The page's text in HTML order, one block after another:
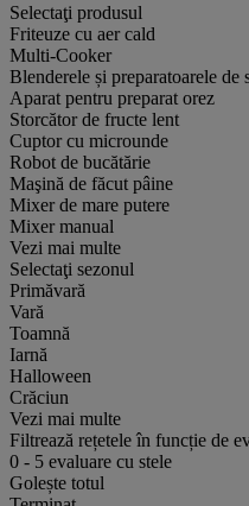
Selectaţi produsul
Friteuze cu aer cald
Multi-Cooker
Blenderele și preparatoarele de
Aparat pentru preparat orez
Storcător de fructe lent
Cuptor cu microunde
Robot de bucătărie
Maşină de făcut pâine
Mixer de mare putere
Mixer manual
Vezi mai multe
Selectaţi sezonul
Primăvară
Vară
Toamnă
Iarnă
Halloween
Crăciun
Vezi mai multe
Filtrează rețetele în funcție de
0 - 5 evaluare cu stele
Golește totul